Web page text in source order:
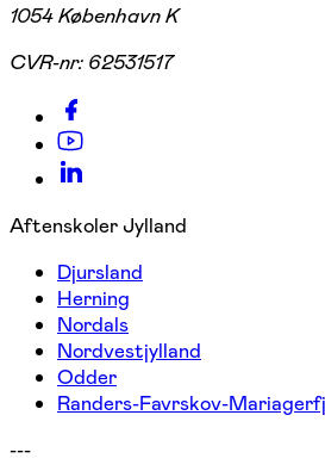
1054 København K
CVR-nr: 62531517
Aftenskoler Jylland
Djursland
Herning
Nordals
Nordvestjylland
Odder
Randers-Favrskov-
---